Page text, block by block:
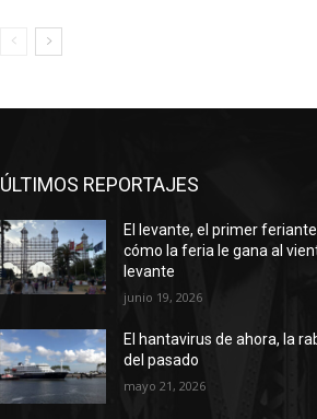
ÚLTIMOS REPORTAJES
El levante, el primer
cómo la feria le gana al
levante
junio 19, 2026
El hantavirus de ahora, la
del pasado
mayo 21, 2026